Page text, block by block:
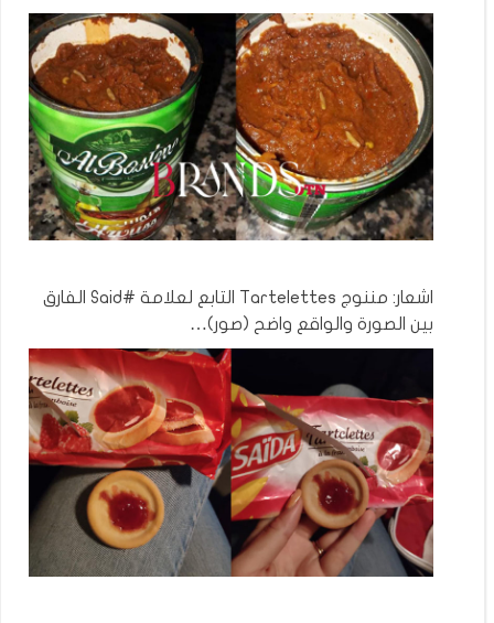
اشعار: مننوج Tartelettes التابع لعلامة #Said الفارق
بين الصورة والواقع واضح (صور)…